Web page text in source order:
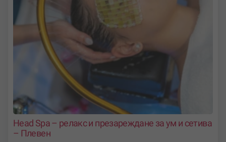
Head Spa – релакс и презареждане за ум и сетива
– Плевен